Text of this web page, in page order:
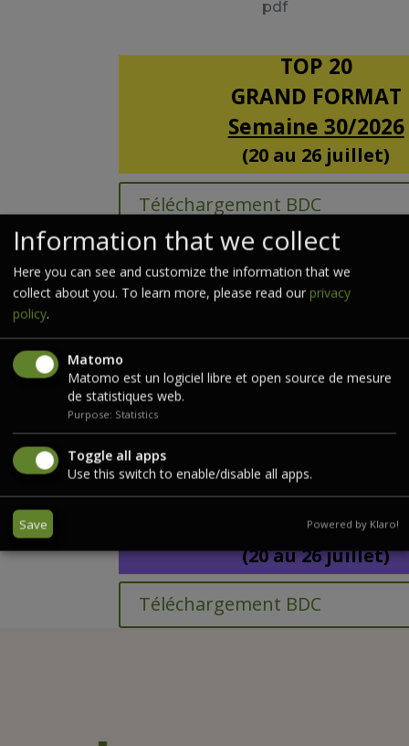
pdf
TOP 20
GRAND FORMAT
Semaine 30/2026
(20 au 26 juillet)
Téléchargement BDC
TOP 20
FORMAT POCHE
Téléchargement BDC
TOP 20
HISTOIRE /
Semaine 30/2026
(20 au 26 juillet)
Téléchargement BDC
Information that we collect
Here you can see and customize the information that we
collect about you. To learn more, please read our privacy
policy.
Matomo
Matomo est un logiciel libre et open source de mesure
de statistiques web.
Purpose: Statistics
Toggle all apps
Use this switch to enable/disable all apps.
Save Powered by Klaro!